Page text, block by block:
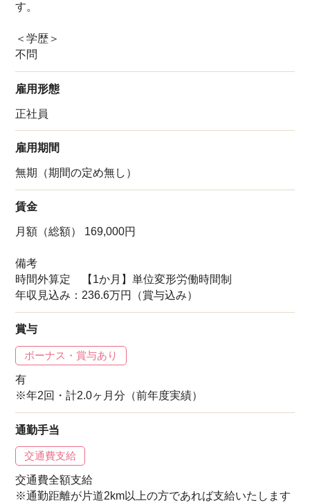
す。
＜学歴＞
不問
雇用形態
正社員
雇用期間
無期（期間の定め無し）
賃金
月額（総額） 169,000円
備考
時間外算定 【1か月】単位変形労働時間制
年収見込み：236.6万円（賞与込み）
賞与
ボーナス・賞与あり
有
※年2回・計2.0ヶ月分（前年度実績）
通勤手当
交通費支給
交通費全額支給
※通勤距離が片道2km以上の方であれば支給いたします